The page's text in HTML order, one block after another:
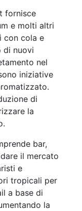
fornisce
e molti altri
con cola e
di nuovi
nel
iniziative
di
la
bar,
il mercato
e
tropicali per
a base di
la